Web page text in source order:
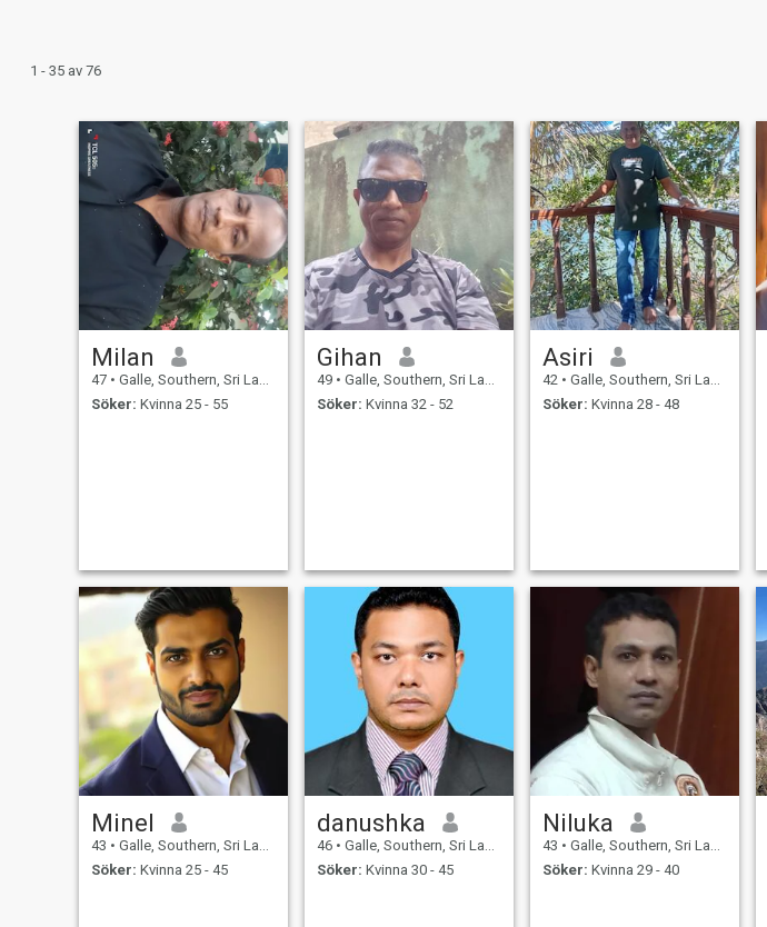
1 - 35 av 76
Milan
47 • Galle, Southern, Sri Lanka
Söker: Kvinna 25 - 55
Gihan
49 • Galle, Southern, Sri Lanka
Söker: Kvinna 32 - 52
Asiri
42 • Galle, Southern, Sri Lanka
Söker: Kvinna 28 - 48
Minel
43 • Galle, Southern, Sri Lanka
Söker: Kvinna 25 - 45
danushka
46 • Galle, Southern, Sri Lanka
Söker: Kvinna 30 - 45
Niluka
43 • Galle, Southern, Sri Lanka
Söker: Kvinna 29 - 40